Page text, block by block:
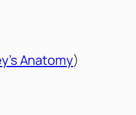
Anatomy)